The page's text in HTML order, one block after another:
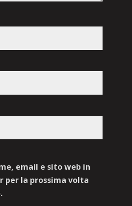
email e sito web in
per la prossima volta